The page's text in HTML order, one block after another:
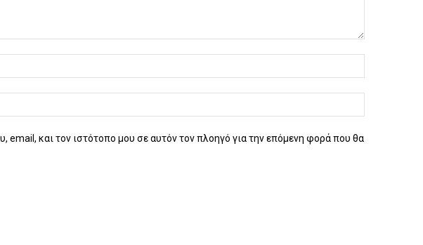
email, και τον ιστότοπο μου σε αυτόν τον πλοηγό για την επόμενη φορά που θα